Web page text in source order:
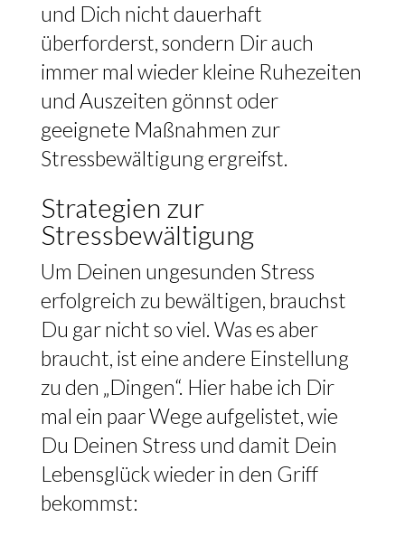
und Dich nicht dauerhaft
überforderst, sondern Dir auch
immer mal wieder kleine Ruhezeiten
und Auszeiten gönnst oder
geeignete Maßnahmen zur
Stressbewältigung ergreifst.
Strategien zur
Stressbewältigung
Um Deinen ungesunden Stress
erfolgreich zu bewältigen, brauchst
Du gar nicht so viel. Was es aber
braucht, ist eine andere Einstellung
zu den „Dingen“. Hier habe ich Dir
mal ein paar Wege aufgelistet, wie
Du Deinen Stress und damit Dein
Lebensglück wieder in den Griff
bekommst: